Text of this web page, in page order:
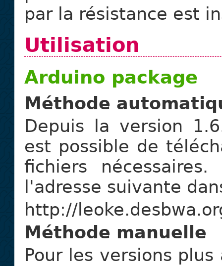
par la résistance est
Utilisation
Arduino package
Méthode
Depuis la version
est possible de
fichiers
l'adresse suivante
http://
Méthode manuelle
Pour les versions